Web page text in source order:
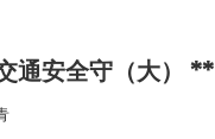
通安全守（大） **